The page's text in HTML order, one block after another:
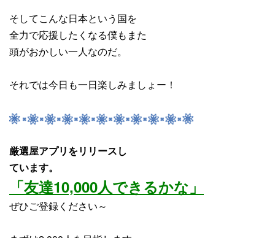
そしてこんな日本という国を
全力で応援したくなる僕もまた
頭がおかしい一人なのだ。
それでは今日も一日楽しみましょー！
厳選屋アプリをリリースし
ています。
「友達10,000人できるかな」
ぜひご登録ください～